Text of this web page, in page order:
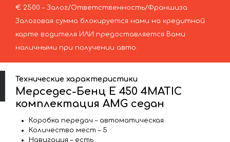
€ 2500 – Залог/Ответственность/Франшиза.
Залоговая сумма блокируется нами на кредитной
карте водителя ИЛИ предоставляется Вами
наличными при получении авто.
Технические характеристики
Мерседес-Бенц E 450 4MATIC
комплектация AMG седан
Коробка передач – автоматическая
Количество мест – 5
Навигация – есть